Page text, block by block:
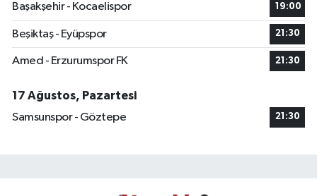
Başakşehir - Kocaelispor
19:00
Beşiktaş - Eyüpspor 21:30
Amed - Erzurumspor FK 21:30
17 Ağustos, Pazartesi
Samsunspor - Göztepe
21:30